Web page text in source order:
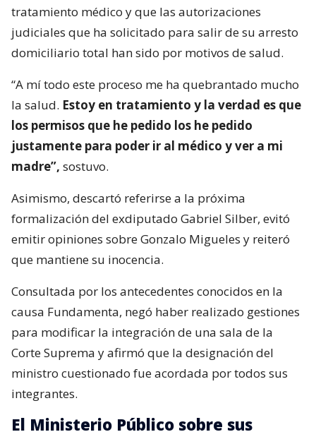
tratamiento médico y que las autorizaciones
judiciales que ha solicitado para salir de su arresto
domiciliario total han sido por motivos de salud.
“A mí todo este proceso me ha quebrantado mucho
la salud. Estoy en tratamiento y la verdad es que
los permisos que he pedido los he pedido
justamente para poder ir al médico y ver a mi
madre”, sostuvo.
Asimismo, descartó referirse a la próxima
formalización del exdiputado Gabriel Silber, evitó
emitir opiniones sobre Gonzalo Migueles y reiteró
que mantiene su inocencia.
Consultada por los antecedentes conocidos en la
causa Fundamenta, negó haber realizado gestiones
para modificar la integración de una sala de la
Corte Suprema y afirmó que la designación del
ministro cuestionado fue acordada por todos sus
integrantes.
El Ministerio Público sobre sus